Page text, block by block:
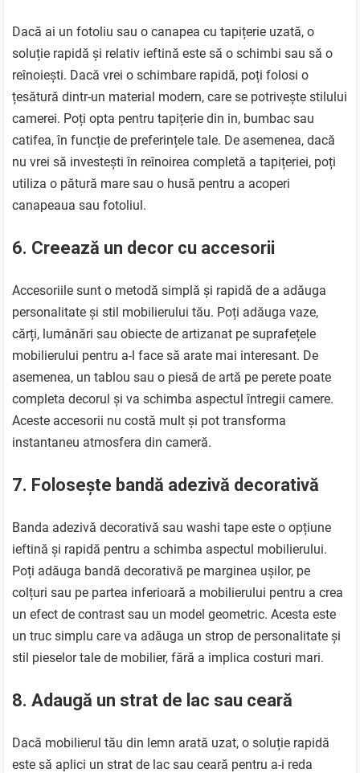
Dacă ai un fotoliu sau o canapea cu tapițerie uzată, o
soluție rapidă și relativ ieftină este să o schimbi sau să o
reînoiești. Dacă vrei o schimbare rapidă, poți folosi o
țesătură dintr-un material modern, care se potrivește stilului
camerei. Poți opta pentru tapițerie din in, bumbac sau
catifea, în funcție de preferințele tale. De asemenea, dacă
nu vrei să investești în reînoirea completă a tapițeriei, poți
utiliza o pătură mare sau o husă pentru a acoperi
canapeaua sau fotoliul.
6. Creează un decor cu accesorii
Accesoriile sunt o metodă simplă și rapidă de a adăuga
personalitate și stil mobilierului tău. Poți adăuga vaze,
cărți, lumânări sau obiecte de artizanat pe suprafețele
mobilierului pentru a-l face să arate mai interesant. De
asemenea, un tablou sau o piesă de artă pe perete poate
completa decorul și va schimba aspectul întregii camere.
Aceste accesorii nu costă mult și pot transforma
instantaneu atmosfera din cameră.
7. Folosește bandă adezivă decorativă
Banda adezivă decorativă sau washi tape este o opțiune
ieftină și rapidă pentru a schimba aspectul mobilierului.
Poți adăuga bandă decorativă pe marginea ușilor, pe
colțuri sau pe partea inferioară a mobilierului pentru a crea
un efect de contrast sau un model geometric. Acesta este
un truc simplu care va adăuga un strop de personalitate și
stil pieselor tale de mobilier, fără a implica costuri mari.
8. Adaugă un strat de lac sau ceară
Dacă mobilierul tău din lemn arată uzat, o soluție rapidă
este să aplici un strat de lac sau ceară pentru a-i reda